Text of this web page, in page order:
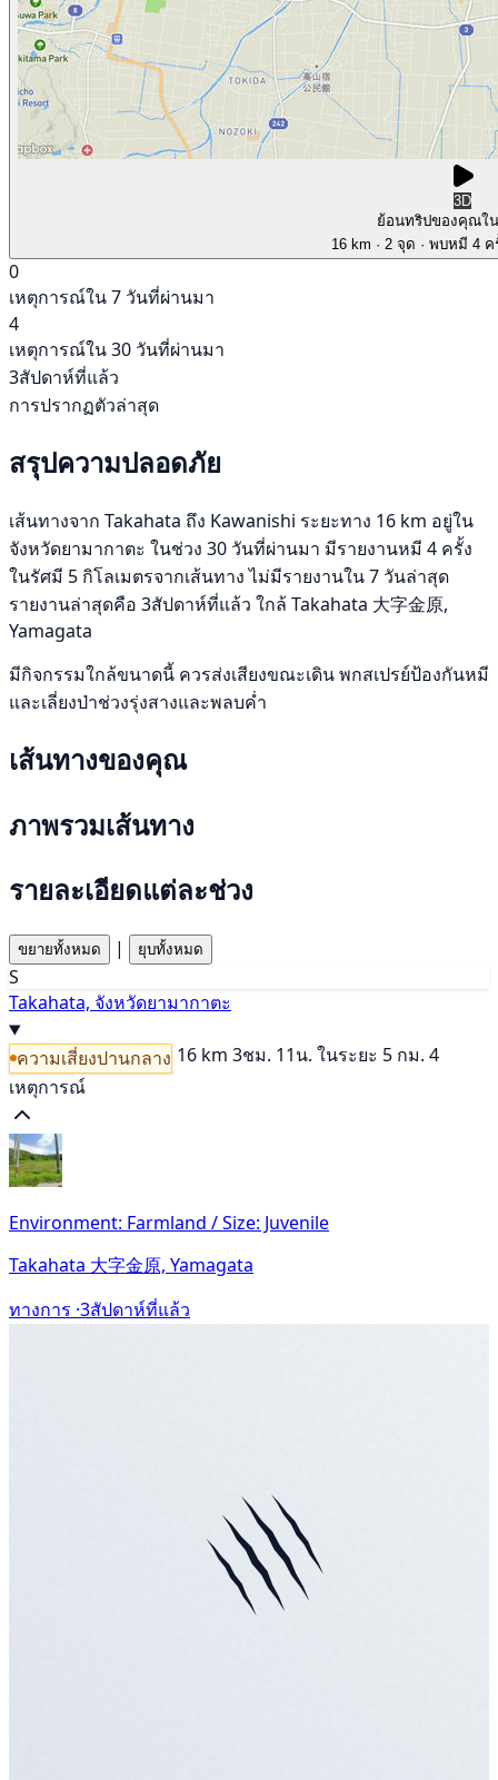
3D
ย้อนทริปของคุณใ
16 km · 2 จุด · พบหมี 4
0
เหตุการณ์ใน 7 วันที่ผ่านมา
4
เหตุการณ์ใน 30 วันที่ผ่านมา
3สัปดาห์ที่แล้ว
การปรากฏตัวล่าสุด
สรุปความปลอดภัย
เส้นทางจาก Takahata ถึง Kawanishi ระยะทาง 16 km อยู่ใน
จังหวัดยามากาตะ ในช่วง 30 วันที่ผ่านมา มีรายงานหมี 4 ครั้ง
ในรัศมี 5 กิโลเมตรจากเส้นทาง ไม่มีรายงานใน 7 วันล่าสุด
รายงานล่าสุดคือ 3สัปดาห์ที่แล้ว ใกล้ Takahata 大字金原,
Yamagata
มีกิจกรรมใกล้ขนาดนี้ ควรส่งเสียงขณะเดิน พกสเปรย์ป้องกันหมี
และเลี่ยงป่าช่วงรุ่งสางและพลบค่ำ
เส้นทางของคุณ
ภาพรวมเส้นทาง
รายละเอียดแต่ละช่วง
ขยายทั้งหมด | ยุบทั้งหมด
S
Takahata, จังหวัดยามากาตะ
ความเสี่ยงปานกลาง 16 km 3ชม. 11น. ในระยะ 5 กม. 4
เหตุการณ์
Environment: Farmland / Size: Juvenile
Takahata 大字金原, Yamagata
ทางการ ·3สัปดาห์ที่แล้ว